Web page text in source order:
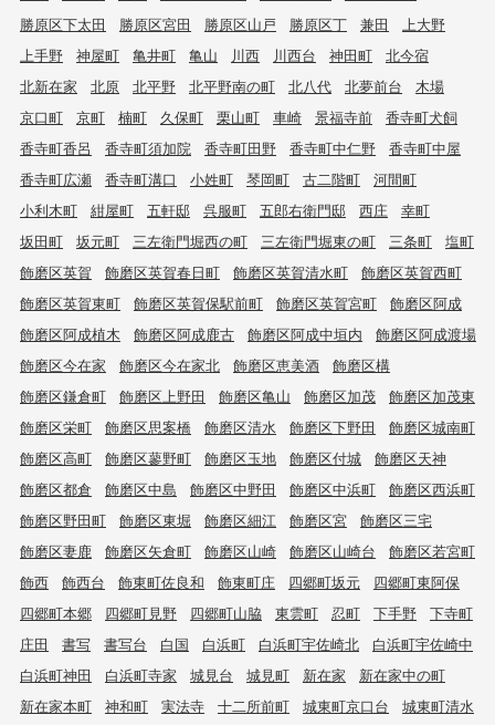
勝原区下太田
勝原区宮田 勝原区山戸 勝原区丁 兼田
上大野
上手野
神屋町 亀井町 亀山 川西 川西台 神田町
北今宿
北新在家
北原 北平野 北平野南の町 北八代 北夢前台
木場
京口町
京町 楠町 久保町 栗山町 車崎 景福寺前
香寺町犬飼
香寺町香呂
香寺町須加院 香寺町田野 香寺町中仁野
香寺町中屋
香寺町広瀬
香寺町溝口 小姓町 琴岡町 古二階町
河間町
小利木町
紺屋町 五軒邸 呉服町 五郎右衛門邸 西庄
幸町
坂田町
坂元町 三左衛門堀西の町 三左衛門堀東の町 三条町
塩町
飾磨区英賀
飾磨区英賀春日町 飾磨区英賀清水町
飾磨区英賀西町
飾磨区英賀東町
飾磨区英賀保駅前町 飾磨区英賀宮町
飾磨区阿成
飾磨区阿成植木
飾磨区阿成鹿古 飾磨区阿成中垣内
飾磨区阿成渡場
飾磨区今在家
飾磨区今在家北 飾磨区恵美酒
飾磨区構
飾磨区鎌倉町
飾磨区上野田 飾磨区亀山 飾磨区加茂
飾磨区加茂東
飾磨区栄町
飾磨区思案橋 飾磨区清水 飾磨区下野田
飾磨区城南町
飾磨区高町
飾磨区蓼野町 飾磨区玉地 飾磨区付城
飾磨区天神
飾磨区都倉
飾磨区中島 飾磨区中野田 飾磨区中浜町
飾磨区西浜町
飾磨区野田町
飾磨区東堀 飾磨区細江 飾磨区宮
飾磨区三宅
飾磨区妻鹿
飾磨区矢倉町 飾磨区山崎 飾磨区山崎台
飾磨区若宮町
飾西
飾西台 飾東町佐良和 飾東町庄 四郷町坂元
四郷町東阿保
四郷町本郷
四郷町見野 四郷町山脇 東雲町 忍町 下手野
下寺町
庄田
書写 書写台 白国 白浜町 白浜町宇佐崎北
白浜町宇佐崎中
白浜町神田
白浜町寺家 城見台 城見町 新在家
新在家中の町
新在家本町
神和町 実法寺 十二所前町 城東町京口台
城東町清水